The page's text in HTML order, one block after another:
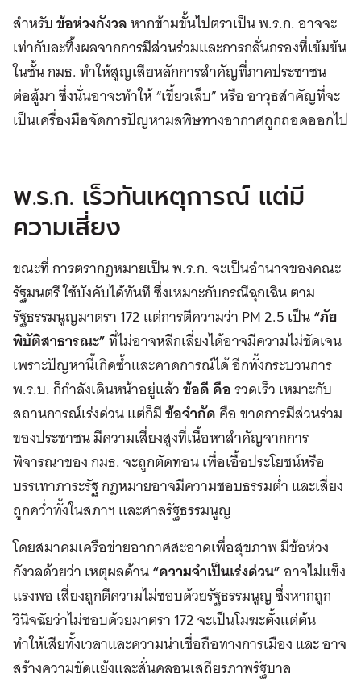
สำหรับข้อห่วงกังวลหากข้ามขั้นไปตราเป็น พ.ร.ก. อาจจะ
เท่ากับละทิ้งผลจากการมีส่วนร่วมและการกลั่นกรองที่เข้มข้น
ในชั้น กมธ. ทำให้สูญเสียหลักการสำคัญที่ภาคประชาชน
ต่อสู้มา ซึ่งนั่นอาจะทำให้ “เขี้ยวเล็บ” หรือ อาวุธสำคัญที่จะ
เป็นเครื่องมือจัดการปัญหามลพิษทางอากาศถูกถอดออกไป
พ.ร.ก. เร็วทันเหตุการณ์ แต่มี
ความเสี่ยง
ขณะที่ การตรากฎหมายเป็น พ.ร.ก. จะเป็นอำนาจของคณะ
รัฐมนตรี ใช้บังคับได้ทันที ซึ่งเหมาะกับกรณีฉุกเฉิน ตาม
รัฐธรรมนูญมาตรา 172 แต่การตีความว่า PM 2.5 เป็น“ภัย
พิบัติสาธารณะ”ที่ไม่อาจหลีกเลี่ยงได้อาจมีความไม่ชัดเจน
เพราะปัญหานี้เกิดซ้ำและคาดการณ์ได้ อีกทั้งกระบวนการ
พ.ร.บ. ก็กำลังเดินหน้าอยู่แล้วข้อดี คือรวดเร็ว เหมาะกับ
สถานการณ์เร่งด่วน แต่ก็มีข้อจำกัดคือ ขาดการมีส่วนร่วม
ของประชาชน มีความเสี่ยงสูงที่เนื้อหาสำคัญจากการ
พิจารณาของ กมธ. จะถูกตัดทอน เพื่อเอื้อประโยชน์หรือ
บรรเทาภาระรัฐ กฎหมายอาจมีความชอบธรรมต่ำ และเสี่ยง
ถูกคว่ำทั้งในสภาฯ และศาลรัฐธรรมนูญ
โดยสมาคมเครือข่ายอากาศสะอาดเพื่อสุขภาพ มีข้อห่วง
กังวลด้วยว่า เหตุผลด้าน“ความจำเป็นเร่งด่วน”อาจไม่แข็ง
แรงพอ เสี่ยงถูกตีความไม่ชอบด้วยรัฐธรรมนูญ ซึ่งหากถูก
วินิจฉัยว่าไม่ชอบด้วยมาตรา 172 จะเป็นโมฆะตั้งแต่ต้น
ทำให้เสียทั้งเวลาและความน่าเชื่อถือทางการเมือง และ อาจ
สร้างความขัดแย้งและสั่นคลอนเสถียรภาพรัฐบาล